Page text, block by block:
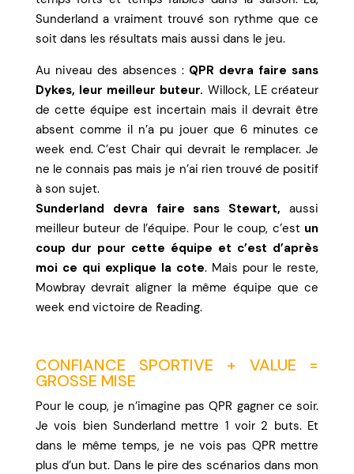
Sunderland a vraiment trouvé son rythme que ce
soit dans les résultats mais aussi dans le jeu.
Au niveau des absences : QPR devra faire sans
Dykes, leur meilleur buteur. Willock, LE créateur
de cette équipe est incertain mais il devrait être
absent comme il n’a pu jouer que 6 minutes ce
week end. C’est Chair qui devrait le remplacer. Je
ne le connais pas mais je n’ai rien trouvé de positif
à son sujet.
Sunderland devra faire sans Stewart, aussi
meilleur buteur de l’équipe. Pour le coup, c’est un
coup dur pour cette équipe et c’est d’après
moi ce qui explique la cote. Mais pour le reste,
Mowbray devrait aligner la même équipe que ce
week end victoire de Reading.
CONFIANCE SPORTIVE + VALUE =
GROSSE MISE
Pour le coup, je n’imagine pas QPR gagner ce soir.
Je vois bien Sunderland mettre 1 voir 2 buts. Et
dans le même temps, je ne vois pas QPR mettre
plus d’un but. Dans le pire des scénarios dans mon